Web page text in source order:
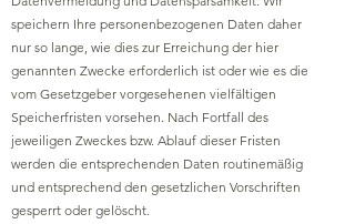
speichern Ihre personenbezogenen Daten daher
nur so lange, wie dies zur Erreichung der hier
genannten Zwecke erforderlich ist oder wie es die
vom Gesetzgeber vorgesehenen vielfältigen
Speicherfristen vorsehen. Nach Fortfall des
jeweiligen Zweckes bzw. Ablauf dieser Fristen
werden die entsprechenden Daten routinemäßig
und entsprechend den gesetzlichen Vorschriften
gesperrt oder gelöscht.